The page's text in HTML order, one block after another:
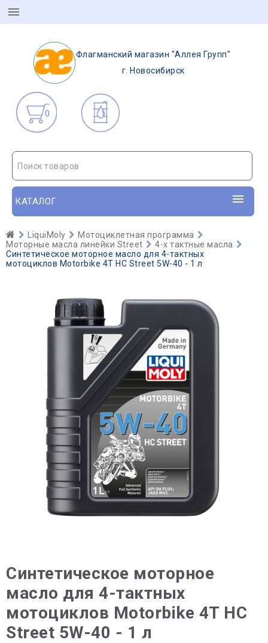
Флагманский магазин "Аллея Групп"
г. Новосибирск
0
Поиск товаров
КАТАЛОГ
LiquiMoly
Мотоциклетная программа
Моторные масла линейки Street
4-х тактные масла
Синтетическое моторное масло для 4-тактных
мотоциклов Motorbike 4T HC Street 5W-40 - 1 л
Синтетическое моторное
масло для 4-тактных
мотоциклов Motorbike 4T HC
Street 5W-40 - 1 л